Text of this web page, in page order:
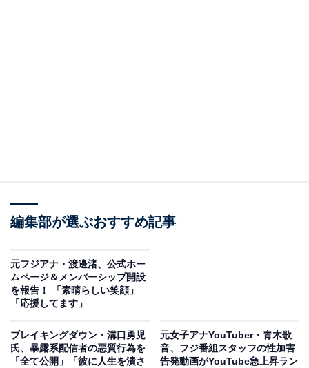
編集部が選ぶおすすめ記事
元フジアナ・渡邊渚、公式ホー
ムページ＆メンバーシップ開設
を報告！ 「素晴らしい笑顔」
「応援してます」
ブレイキングダウン・溝口勇児
氏、暴露系配信者の悪質行為を
「全て公開」「彼に人生を潰さ
元女子アナYouTuber・青木歌
音、フジ番組スタッフの性加害
告発動画がYouTube急上昇ラン